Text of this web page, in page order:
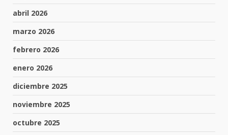
abril 2026
marzo 2026
febrero 2026
enero 2026
diciembre 2025
noviembre 2025
octubre 2025